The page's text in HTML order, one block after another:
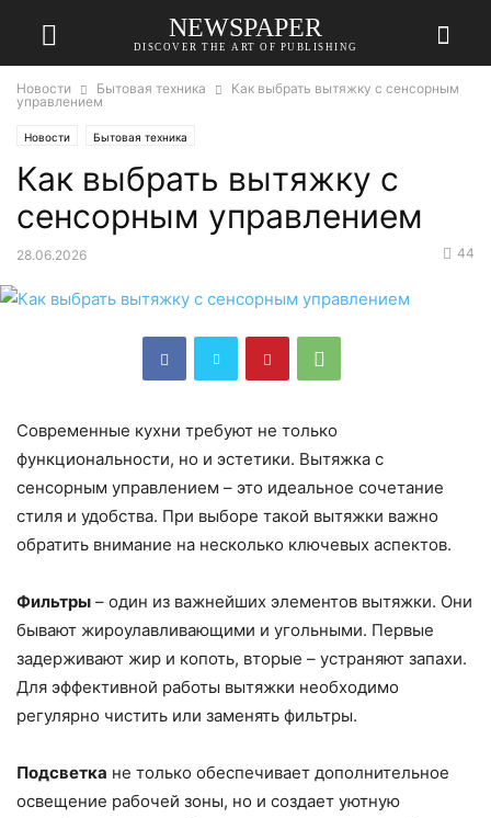
NEWSPAPER
DISCOVER THE ART OF PUBLISHING
Новости Бытовая техника
Как выбрать вытяжку с сенсорным
управлением
Новости Бытовая техника
Как выбрать вытяжку с
сенсорным управлением
28.06.2026 44
Современные кухни требуют не только
функциональности, но и эстетики. Вытяжка с
сенсорным управлением – это идеальное сочетание
стиля и удобства. При выборе такой вытяжки важно
обратить внимание на несколько ключевых аспектов.
Фильтры – один из важнейших элементов вытяжки. Они
бывают жироулавливающими и угольными. Первые
задерживают жир и копоть, вторые – устраняют запахи.
Для эффективной работы вытяжки необходимо
регулярно чистить или заменять фильтры.
Подсветка не только обеспечивает дополнительное
освещение рабочей зоны, но и создает уютную